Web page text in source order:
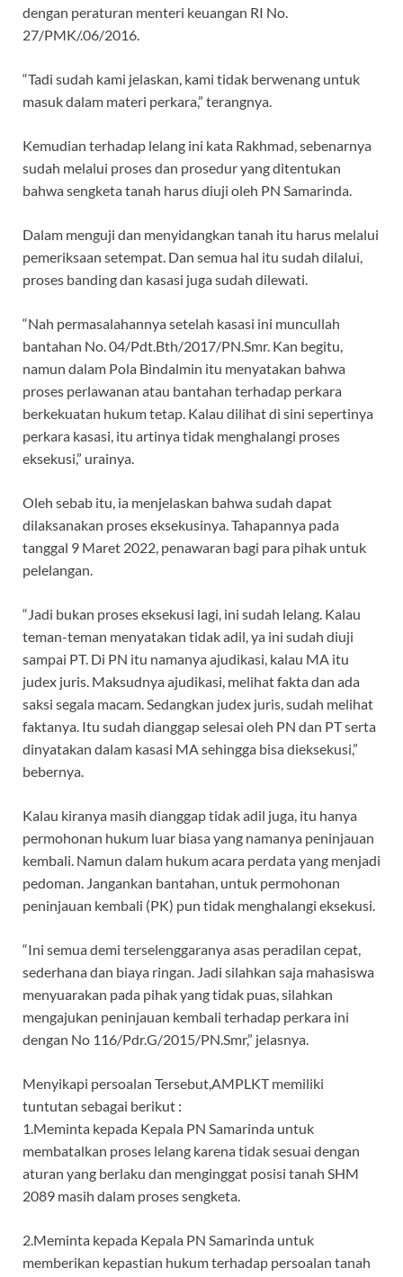
dengan peraturan menteri keuangan RI No.
27/PMK/.06/2016.
“Tadi sudah kami jelaskan, kami tidak berwenang untuk
masuk dalam materi perkara,” terangnya.
Kemudian terhadap lelang ini kata Rakhmad, sebenarnya
sudah melalui proses dan prosedur yang ditentukan
bahwa sengketa tanah harus diuji oleh PN Samarinda.
Dalam menguji dan menyidangkan tanah itu harus melalui
pemeriksaan setempat. Dan semua hal itu sudah dilalui,
proses banding dan kasasi juga sudah dilewati.
“Nah permasalahannya setelah kasasi ini muncullah
bantahan No. 04/Pdt.Bth/2017/PN.Smr. Kan begitu,
namun dalam Pola Bindalmin itu menyatakan bahwa
proses perlawanan atau bantahan terhadap perkara
berkekuatan hukum tetap. Kalau dilihat di sini sepertinya
perkara kasasi, itu artinya tidak menghalangi proses
eksekusi,” urainya.
Oleh sebab itu, ia menjelaskan bahwa sudah dapat
dilaksanakan proses eksekusinya. Tahapannya pada
tanggal 9 Maret 2022, penawaran bagi para pihak untuk
pelelangan.
“Jadi bukan proses eksekusi lagi, ini sudah lelang. Kalau
teman-teman menyatakan tidak adil, ya ini sudah diuji
sampai PT. Di PN itu namanya ajudikasi, kalau MA itu
judex juris. Maksudnya ajudikasi, melihat fakta dan ada
saksi segala macam. Sedangkan judex juris, sudah melihat
faktanya. Itu sudah dianggap selesai oleh PN dan PT serta
dinyatakan dalam kasasi MA sehingga bisa dieksekusi,”
bebernya.
Kalau kiranya masih dianggap tidak adil juga, itu hanya
permohonan hukum luar biasa yang namanya peninjauan
kembali. Namun dalam hukum acara perdata yang menjadi
pedoman. Jangankan bantahan, untuk permohonan
peninjauan kembali (PK) pun tidak menghalangi eksekusi.
“Ini semua demi terselenggaranya asas peradilan cepat,
sederhana dan biaya ringan. Jadi silahkan saja mahasiswa
menyuarakan pada pihak yang tidak puas, silahkan
mengajukan peninjauan kembali terhadap perkara ini
dengan No 116/Pdr.G/2015/PN.Smr,” jelasnya.
Menyikapi persoalan Tersebut,AMPLKT memiliki
tuntutan sebagai berikut :
1.Meminta kepada Kepala PN Samarinda untuk
membatalkan proses lelang karena tidak sesuai dengan
aturan yang berlaku dan menginggat posisi tanah SHM
2089 masih dalam proses sengketa.
2.Meminta kepada Kepala PN Samarinda untuk
memberikan kepastian hukum terhadap persoalan tanah